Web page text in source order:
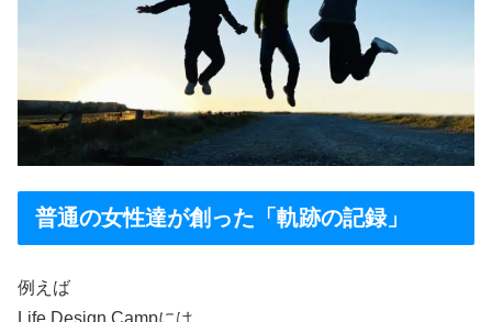
普通の女性達が創った「軌跡の記録」
例えば
Life Design Campには